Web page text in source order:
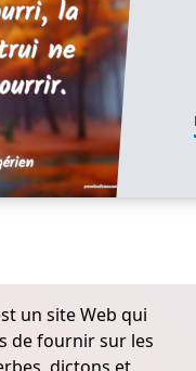
un site Web qui
de fournir sur les